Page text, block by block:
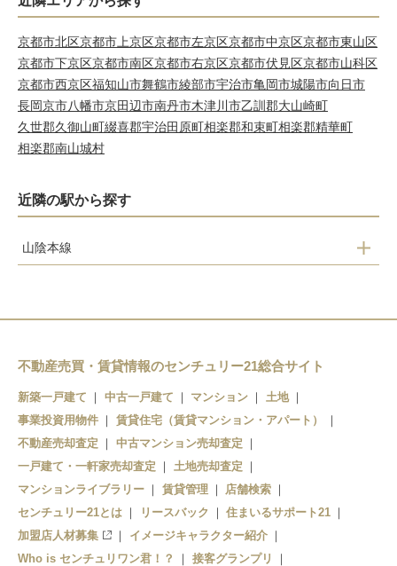
京都市北区京都市上京区京都市左京区京都市中京区京都市東山区
京都市下京区京都市南区京都市右京区京都市伏見区京都市山科区
京都市西京区福知山市舞鶴市綾部市宇治市亀岡市城陽市向日市
長岡京市八幡市京田辺市南丹市木津川市乙訓郡大山崎町
久世郡久御山町綴喜郡宇治田原町相楽郡和束町相楽郡精華町
相楽郡南山城村
近隣の駅から探す
山陰本線
和知駅
安栖里駅
立木駅
不動産売買・賃貸情報のセンチュリー21総合サイト
新築一戸建て 中古一戸建て マンション
土地
事業投資用物件
賃貸住宅（賃貸マンション・アパート）
不動産売却査定
中古マンション売却査定
一戸建て・一軒家売却査定
土地売却査定
マンションライブラリー
賃貸管理
店舗検索
センチュリー21とは
リースバック
住まいるサポート21
加盟店人材募集
イメージキャラクター紹介
Who is センチュリワン君！？
接客グランプリ